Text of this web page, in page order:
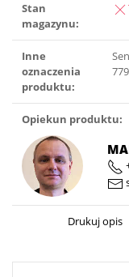
Stan
magazynu:
Inne
oznaczenia
produktu:
Opiekun produktu:
Drukuj opis